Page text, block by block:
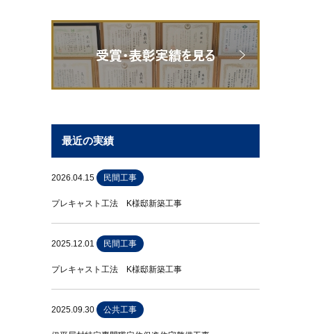
最近の実績
2026.04.15 民間工事
プレキャスト工法 K様邸新築工事
2025.12.01 民間工事
プレキャスト工法 K様邸新築工事
2025.09.30 公共工事